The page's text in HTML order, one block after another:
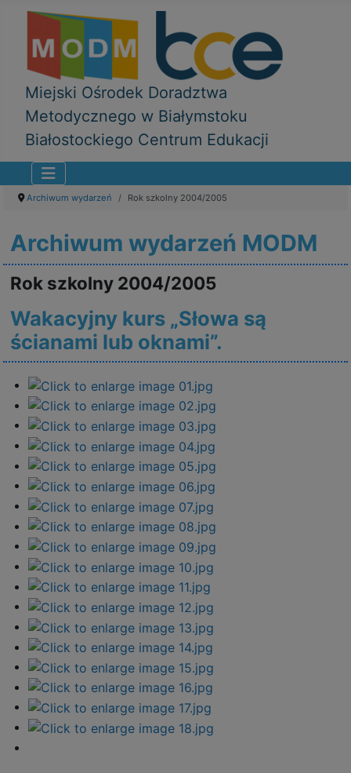
Miejski Ośrodek Doradztwa
Metodycznego w Białymstoku
Białostockiego Centrum Edukacji
Archiwum wydarzeń Rok szkolny 2004/2005
Archiwum wydarzeń MODM
Rok szkolny 2004/2005
Wakacyjny kurs „Słowa są
ścianami lub oknami”.